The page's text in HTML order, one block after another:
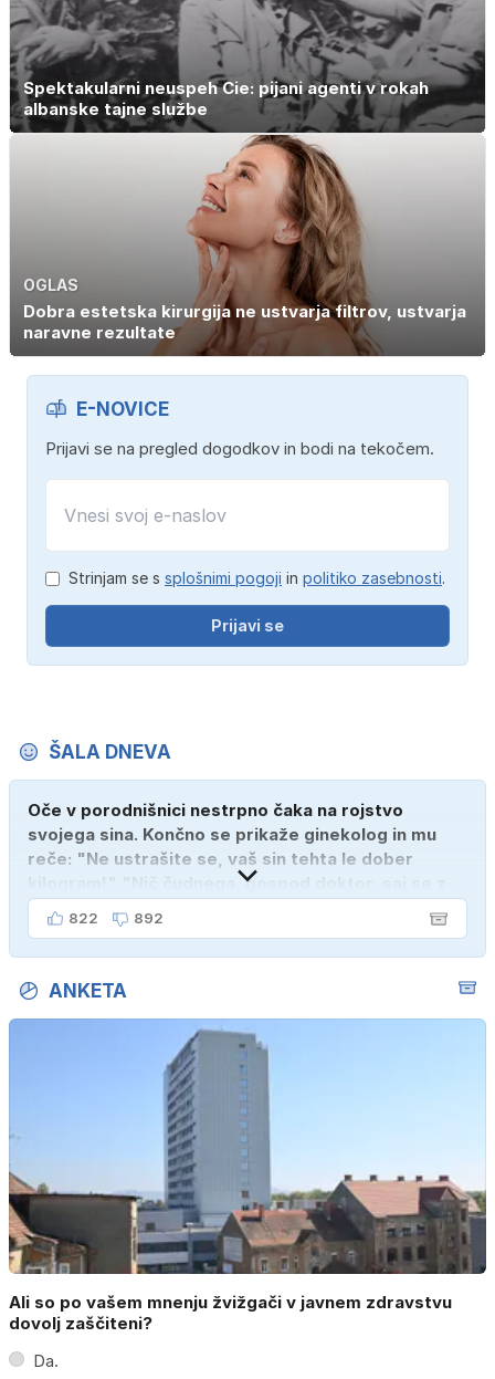
Spektakularni neuspeh Cie: pijani agenti v rokah
albanske tajne službe
OGLAS
Dobra estetska kirurgija ne ustvarja filtrov, ustvarja
naravne rezultate
E-NOVICE
Prijavi se na pregled dogodkov in bodi na tekočem.
Strinjam se s splošnimi pogoji in politiko zasebnosti.
Prijavi se
ŠALA DNEVA
Oče v porodnišnici nestrpno čaka na rojstvo
svojega sina. Končno se prikaže ginekolog in mu
reče: "Ne ustrašite se, vaš sin tehta le dober
kilogram!" "Nič čudnega, gospod doktor, saj se z
ženo poznava šele tri mesece."
822 892
ANKETA
Ali so po vašem mnenju žvižgači v javnem zdravstvu
dovolj zaščiteni?
Da.